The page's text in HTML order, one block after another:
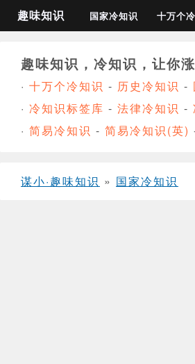
趣味知识 国家冷知识 十万个
趣味知识，冷知识，让你涨
· 十万个冷知识 - 历史冷知识 -
· 冷知识标签库 - 法律冷知识 -
· 简易冷知识 - 简易冷知识(英)
谋小·趣味知识 » 国家冷知识